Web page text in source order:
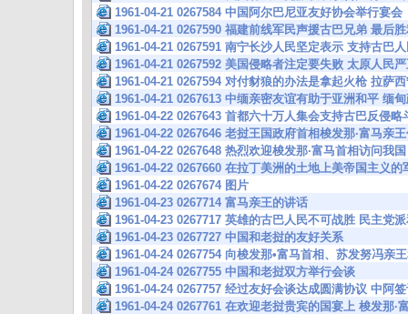
1961-04-21 0267584 中国阿尔巴尼亚友好协会举行宴
1961-04-21 0267590 福建前线军民声援古巴兄弟 最后
1961-04-21 0267591 南宁长沙人民坚定表示 支持古巴
1961-04-21 0267592 美国侵略者注定要失败 太原人民
1961-04-21 0267594 对付豺狼的办法是拿起火枪 拉萨
1961-04-21 0267613 中缅亲密友谊有助于亚洲和平 缅
1961-04-22 0267643 首都六十万人集会支持古巴反侵略
1961-04-22 0267646 老挝王国政府首相梭发那·富马亲
1961-04-22 0267648 热烈欢迎梭发那·富马首相访问我国
1961-04-22 0267660 在拉丁美洲的土地上美帝国主义
1961-04-22 0267674 图片
1961-04-23 0267714 富马亲王的讲话
1961-04-23 0267717 英雄的古巴人民不可战胜 民主党
1961-04-23 0267727 中国和老挝的友好关系
1961-04-24 0267754 向梭发那•富马首相、苏发努冯
1961-04-24 0267755 中国和老挝双方举行会谈
1961-04-24 0267757 经过友好会谈达成圆满协议 中阿
1961-04-24 0267761 在欢迎老挝贵宾的国宴上 梭发那·